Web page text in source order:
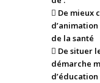
 De mieux
de la santé
 De situer
démarche